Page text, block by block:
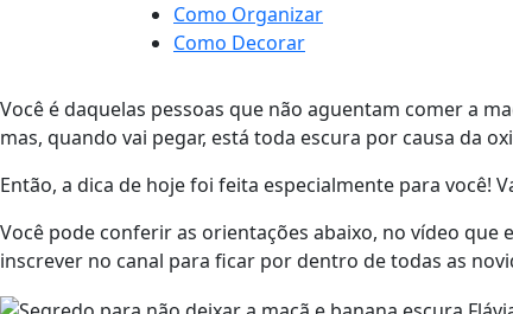
Como Organizar
Como Decorar
Você é daquelas pessoas que não aguentam comer a
mas, quando vai pegar, está toda escura por causa da
Então, a dica de hoje foi feita especialmente para você!
Você pode conferir as orientações abaixo, no vídeo
inscrever no canal para ficar por dentro de todas as